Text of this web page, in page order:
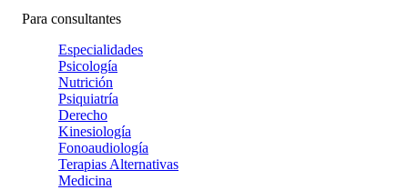
Para consultantes
Especialidades
Psicología
Nutrición
Psiquiatría
Derecho
Kinesiología
Fonoaudiología
Terapias Alternativas
Medicina